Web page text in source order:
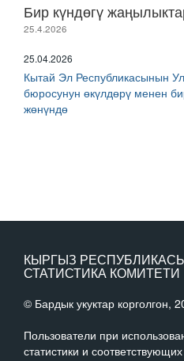
Бир күндөгү
25.4.2026
25.04.2026
Кытай Эл Республикасынын
бюросунун өкүлдөрү менен
жөнүндө
КЫРГЫЗ
СТАТИСТИКА КОМИТЕТИ
© Бардык укуктар корголгон,
Пользователи при
статистики и